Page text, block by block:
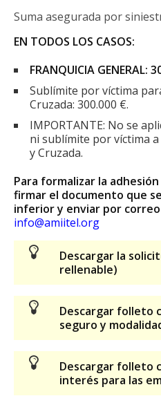
Suma asegurada por
EN TODOS LOS CASOS:
FRANQUICIA GENERAL:
Sublímite por víctima
Cruzada: 300.000 €.
IMPORTANTE: No se
ni sublímite por víctima
y Cruzada.
Para formalizar la
firmar el documento que
inferior y enviar por
info@amiitel.org
Descargar la
rellenable)
Descargar folleto
seguro y
Descargar folleto
interés para las